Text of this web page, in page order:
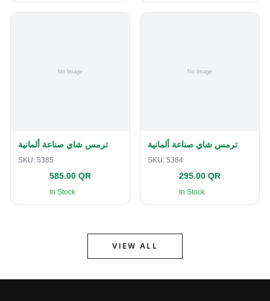
ترمس شاي صناعة ألمانية
SKU: 5385
585.00 QR
In Stock
ترمس شاي صناعة ألمانية
SKU: 5384
295.00 QR
In Stock
VIEW ALL